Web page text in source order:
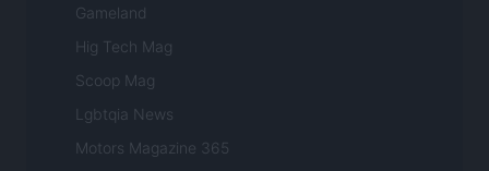
Gameland
Hig Tech Mag
Scoop Mag
Lgbtqia News
Motors Magazine 365